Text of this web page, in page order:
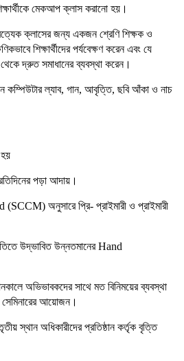
মেকআপ ক্লাস করানো হয়।
ক্লাসের জন্য একজন শ্রেণি শিক্ষক ও
শিক্ষার্থীদের পর্যবেক্ষণ করেন এবং যে
থেকে দ্রুত সমাধানের ব্যবস্থা করেন।
কম্পিউটার ল্যাব, গান, আবৃত্তি, ছবি আঁকা ও নাচ
পড়া আদায়।
অনুসারে প্রি- প্রাইমারী ও প্রাইমারী
উদ্ভাবিত উন্নতমানের Hand
অভিভাবকদের সাথে মত বিনিময়ের ব্যবস্থা
সেমিনারের আয়োজন।
স্থান অধিকারীদের প্রতিষ্ঠান কর্তৃক বৃত্তি